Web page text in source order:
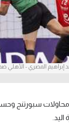
الممتاز
إبراهيم المصري - الأهلي
سبورتنج